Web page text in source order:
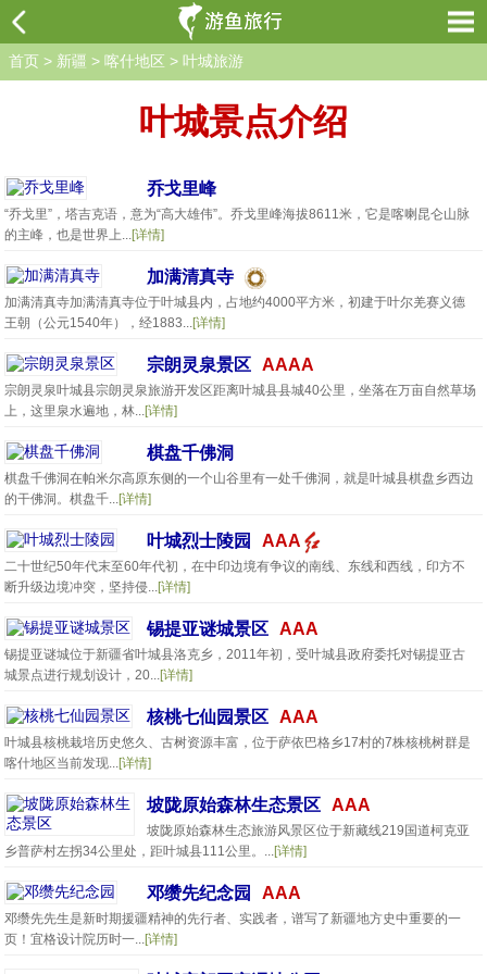
首页 > 新疆 > 喀什地区 > 叶城旅游
叶城景点介绍
乔戈里峰
“乔戈里”，塔吉克语，意为“高大雄伟”。乔戈里峰海拔8611米，它是喀喇昆仑山脉
的主峰，也是世界上...[详情]
加满清真寺
加满清真寺加满清真寺位于叶城县内，占地约4000平方米，初建于叶尔羌赛义德
王朝（公元1540年），经1883...[详情]
宗朗灵泉景区 AAAA
宗朗灵泉叶城县宗朗灵泉旅游开发区距离叶城县县城40公里，坐落在万亩自然草场
上，这里泉水遍地，林...[详情]
棋盘千佛洞
棋盘千佛洞在帕米尔高原东侧的一个山谷里有一处千佛洞，就是叶城县棋盘乡西边
的干佛洞。棋盘千...[详情]
叶城烈士陵园 AAA
二十世纪50年代末至60年代初，在中印边境有争议的南线、东线和西线，印方不
断升级边境冲突，坚持侵...[详情]
锡提亚谜城景区 AAA
锡提亚谜城位于新疆省叶城县洛克乡，2011年初，受叶城县政府委托对锡提亚古
城景点进行规划设计，20...[详情]
核桃七仙园景区 AAA
叶城县核桃栽培历史悠久、古树资源丰富，位于萨依巴格乡17村的7株核桃树群是
喀什地区当前发现...[详情]
坡陇原始森林生态景区 AAA
坡陇原始森林生态旅游风景区位于新藏线219国道柯克亚
乡普萨村左拐34公里处，距叶城县111公里。...[详情]
邓缵先纪念园 AAA
邓缵先先生是新时期援疆精神的先行者、实践者，谱写了新疆地方史中重要的一
页！宜格设计院历时一...[详情]